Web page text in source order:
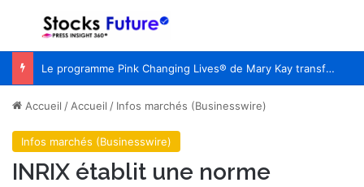
Menu
Le programme Pink Changing Lives® de Mary Kay transforme une cause en un impact mesurable pour les femmes du monde entier
Accueil /Accueil / Infos marchés (Businesswire)
Infos marchés (Businesswire)
INRIX établit une norme